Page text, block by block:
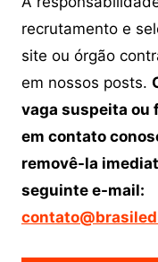
recrutamento e
site ou órgão
em nossos posts.
vaga suspeita ou
em contato
removê-la
seguinte e-mail: